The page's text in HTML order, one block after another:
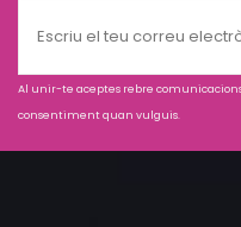
Al unir-te aceptes rebre
consentiment quan vulguis.